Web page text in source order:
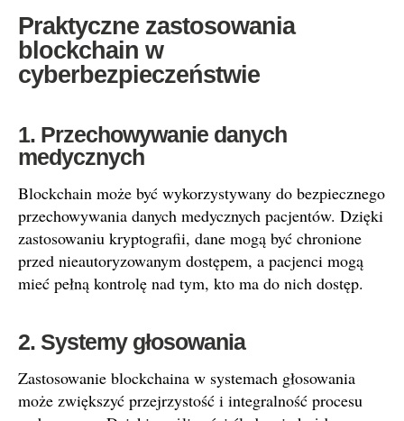
Praktyczne zastosowania
blockchain w
cyberbezpieczeństwie
1. Przechowywanie danych
medycznych
Blockchain może być wykorzystywany do bezpiecznego
przechowywania danych medycznych pacjentów. Dzięki
zastosowaniu kryptografii, dane mogą być chronione
przed nieautoryzowanym dostępem, a pacjenci mogą
mieć pełną kontrolę nad tym, kto ma do nich dostęp.
2. Systemy głosowania
Zastosowanie blockchaina w systemach głosowania
może zwiększyć przejrzystość i integralność procesu